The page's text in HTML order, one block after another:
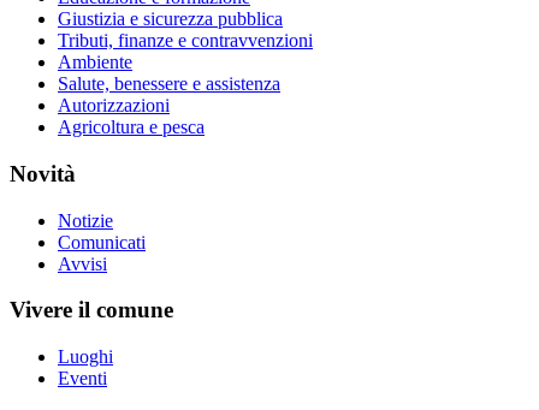
Giustizia e sicurezza pubblica
Tributi, finanze e contravvenzioni
Ambiente
Salute, benessere e assistenza
Autorizzazioni
Agricoltura e pesca
Novità
Notizie
Comunicati
Avvisi
Vivere il comune
Luoghi
Eventi